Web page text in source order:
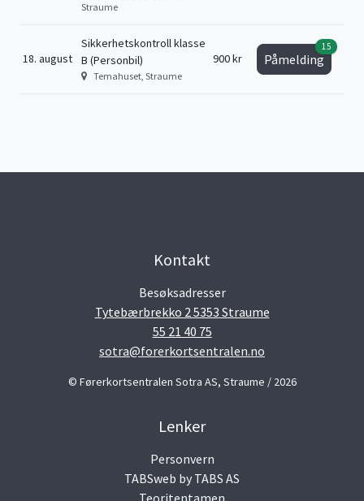
Straume
18. august
Sikkerhetskontroll klasse
B (Personbil)
Temahuset, Straume
900 kr Påmelding
15
Kontakt
Besøksadresser
Tytebærbrekko 2 5353 Straume
55 21 40 75
sotra@forerkortsentralen.no
© Førerkortsentralen Sotra AS, Straume / 2026
Lenker
Personvern
TABSweb by TABS AS
Teoritentamen